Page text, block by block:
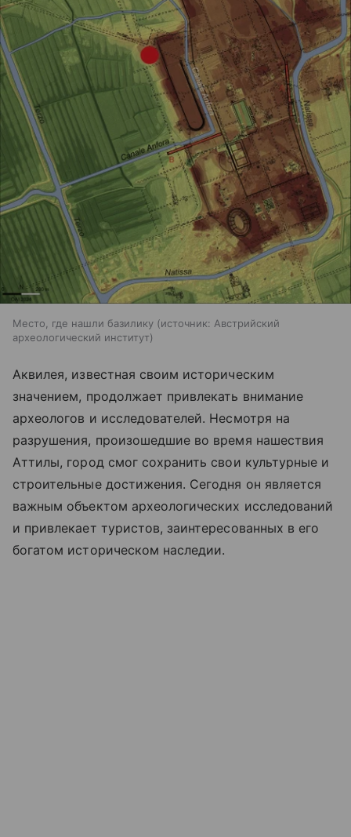
Место, где нашли базилику источник: Австрийский
археологический институт
Аквилея, известная своим историческим
значением, продолжает привлекать внимание
археологов и исследователей. Несмотря на
разрушения, произошедшие во время нашествия
Аттилы, город смог сохранить свои культурные и
строительные достижения. Сегодня он является
важным объектом археологических исследований
и привлекает туристов, заинтересованных в его
богатом историческом наследии.